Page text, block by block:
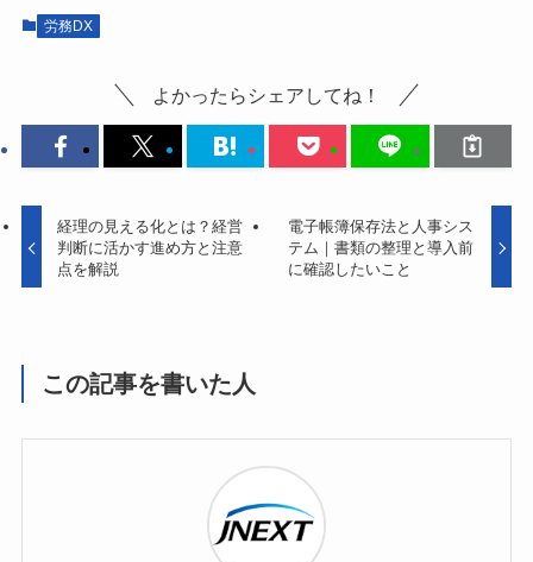
労務DX
よかったらシェアしてね！
経理の見える化とは？経営
判断に活かす進め方と注意
点を解説
電子帳簿保存法と人事シス
テム｜書類の整理と導入前
に確認したいこと
この記事を書いた人